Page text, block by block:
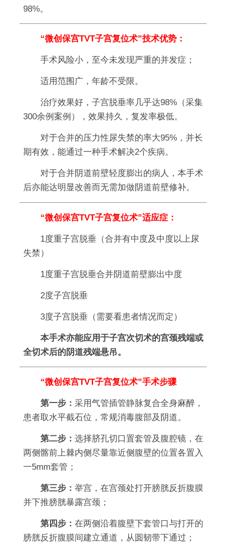
98%。
“微创保宫TVT子宫复位术”技术优势：
手术风险小，至今未发现严重的并发症；
适用范围广，年龄不受限。
治疗效果好，子宫脱垂率几乎达98%（采集
300余例案例），效果持久，复发率极低。
对于合并的压力性尿失禁的率大95%，并长
期有效，能通过一种手术解决2个疾病。
对于合并阴道前壁轻度膨出的病人，本手术
后亦能达明显改善而无需加做阴道前壁修补。
“微创保宫TVT子宫复位术”适应症：
1度重子宫脱垂（合并有中度及中度以上尿
失禁）
1度重子宫脱垂合并阴道前壁膨出中度
2度子宫脱垂
3度子宫脱垂（需要看患者情况而定）
本手术亦能应用于子宫次切术的宫颈残端或
全切术后的阴道残端悬吊。
“微创保宫TVT子宫复位术”手术步骤
第一步： 采用气管插管静脉复合全身麻醉，
患者取水平截石位，常规消毒腹部及阴道。
第二步： 选择脐孔切口置套管及腹腔镜，在
两侧髂前上棘内侧尽量靠近侧腹壁的位置各置入
一5mm套管；
第三步： 举宫，在宫颈处打开膀胱反折腹膜
并下推膀胱暴露宫颈；
第四步： 在两侧沿着腹壁下套管口与打开的
膀胱反折腹膜间建立通道，从圆韧带下通过；